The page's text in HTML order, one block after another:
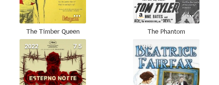
The Timber Queen The Phantom
7.5
2022 --
1916